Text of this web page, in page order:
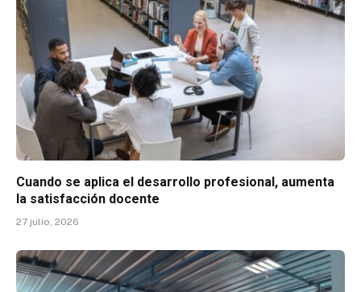
Cuando se aplica el desarrollo profesional, aumenta
la satisfacción docente
27 julio, 2026